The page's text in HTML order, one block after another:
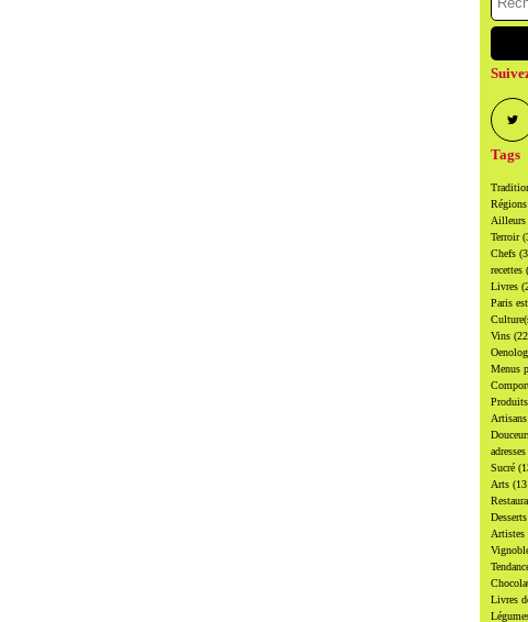
Tags
Régions
Ailleurs
Terroir
Chefs
recettes
Livres
Paris
Vins
Menus
Produits
Artisans
adresses
Sucré
Arts
Desserts
Artistes
Livres